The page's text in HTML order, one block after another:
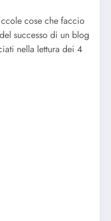
cose che faccio
successo di un blog
nella lettura dei 4